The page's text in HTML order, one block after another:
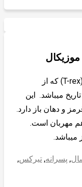
فیگور دایناسور گوشتی و جذاب تیرکس (T-rex) که از
میباشد. این
و دهان باز دارد.
مهربان است.
میباشد.
, پسرانه, تیرکس,